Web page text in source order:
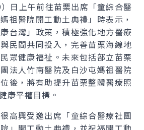
日上午前往苗栗出席「童綜合醫
祖醫院開工動土典禮」時表示，
台灣」政策，積極強化地方醫療
民間共同投入，完善苗栗海線地
眾健康福祉。未來包括部立苗栗
法人竹南醫院及白沙屯媽祖醫院
後，將有助提升苗栗整體醫療照
康平權目標。
高興受邀出席「童綜合醫療社團